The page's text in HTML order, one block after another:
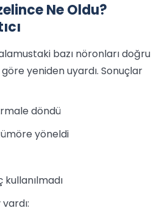
Ne Oldu?
bazı nöronları doğru
yeniden uyardı. Sonuçlar
döndü
yöneldi